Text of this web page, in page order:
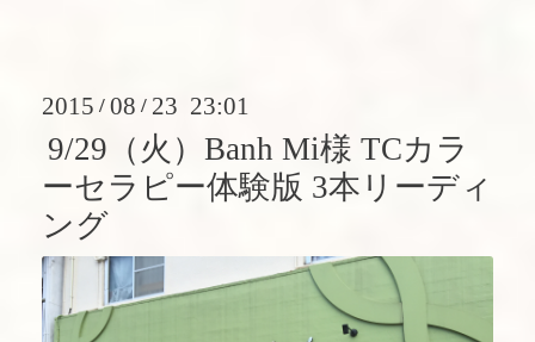
2015 / 08 / 23 23:01
9/29（火）Banh Mi様 TCカラ
ーセラピー体験版 3本リーディ
ング